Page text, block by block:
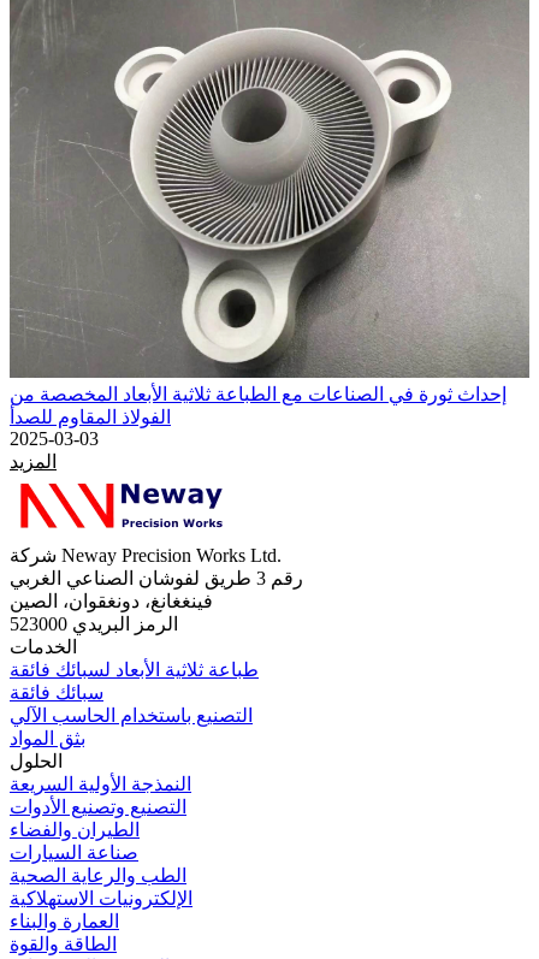
إحداث ثورة في الصناعات مع الطباعة ثلاثية الأبعاد المخصصة من
الفولاذ المقاوم للصدأ
2025-03-03
المزيد
شركة Neway Precision Works Ltd.
رقم 3 طريق لفوشان الصناعي الغربي
فينغغانغ، دونغقوان، الصين
الرمز البريدي 523000
الخدمات
طباعة ثلاثية الأبعاد لسبائك فائقة
سبائك فائقة
التصنيع باستخدام الحاسب الآلي
بثق المواد
الحلول
النمذجة الأولية السريعة
التصنيع وتصنيع الأدوات
الطيران والفضاء
صناعة السيارات
الطب والرعاية الصحية
الإلكترونيات الاستهلاكية
العمارة والبناء
الطاقة والقوة